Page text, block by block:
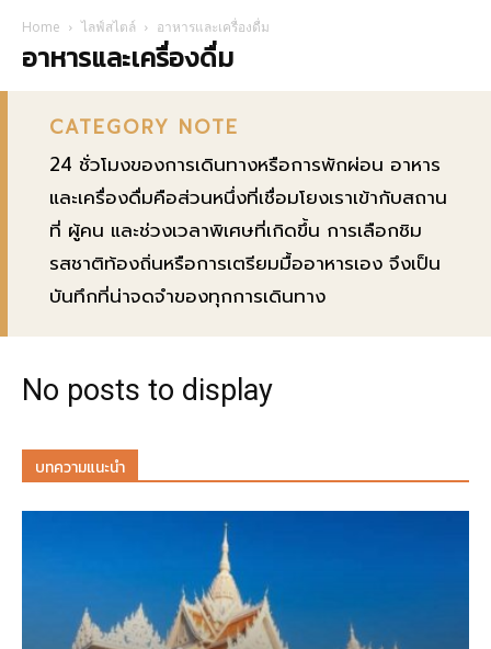
Home ไลฟ์สไตล์ อาหารและเครื่องดื่ม
อาหารและเครื่องดื่ม
CATEGORY NOTE
24 ชั่วโมงของการเดินทางหรือการพักผ่อน อาหาร
และเครื่องดื่มคือส่วนหนึ่งที่เชื่อมโยงเราเข้ากับสถาน
ที่ ผู้คน และช่วงเวลาพิเศษที่เกิดขึ้น การเลือกชิม
รสชาติท้องถิ่นหรือการเตรียมมื้ออาหารเอง จึงเป็น
บันทึกที่น่าจดจำของทุกการเดินทาง
No posts to display
บทความแนะนำ